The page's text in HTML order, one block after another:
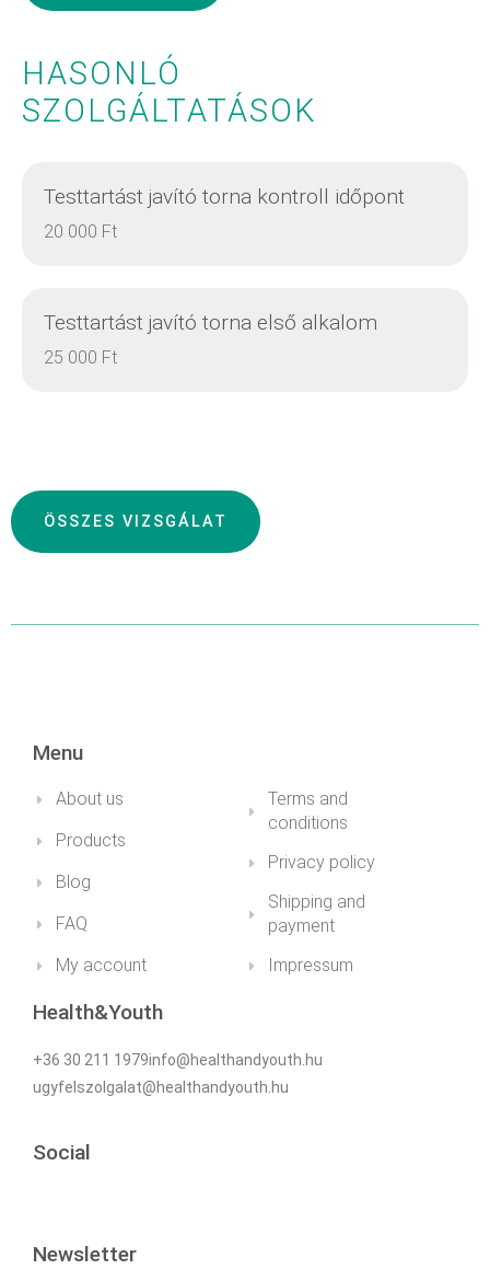
HASONLÓ
SZOLGÁLTATÁSOK
Testtartást javító torna kontroll időpont
20 000 Ft
Testtartást javító torna első alkalom
25 000 Ft
ÖSSZES VIZSGÁLAT
Menu
About us
Products
Blog
FAQ
My account
Terms and
conditions
Privacy policy
Shipping and
payment
Impressum
Health&Youth
+36 30 211 1979info@healthandyouth.hu
ugyfelszolgalat@healthandyouth.hu
Social
Newsletter